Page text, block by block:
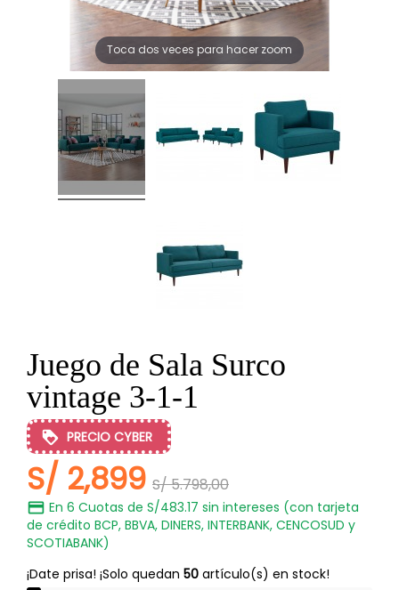
Toca dos veces para hacer zoom
Juego de Sala Surco
vintage 3-1-1
PRECIO CYBER
S/ 2,899 S/ 5.798,00
En 6 Cuotas de S/483.17 sin intereses (con tarjeta
de crédito BCP, BBVA, DINERS, INTERBANK, CENCOSUD y
SCOTIABANK)
¡Date prisa! ¡Solo quedan 50 artículo(s) en stock!